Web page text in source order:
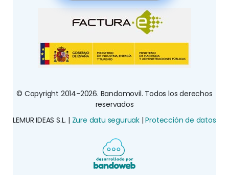
© Copyright 2014-2026. Bandomovil. Todos los derechos
reservados
LEMUR IDEAS S.L. | Zure datu seguruak |Protección de datos